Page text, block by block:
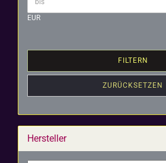
EUR
FILTERN
ZURÜCKSETZEN
Hersteller